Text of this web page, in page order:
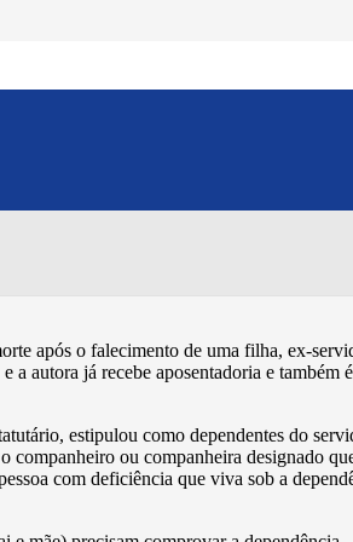
econômica
após o falecimento de uma filha, ex-
autora já recebe aposentadoria e também
estipulou como dependentes do
companheiro ou companheira designado
com deficiência que viva sob a